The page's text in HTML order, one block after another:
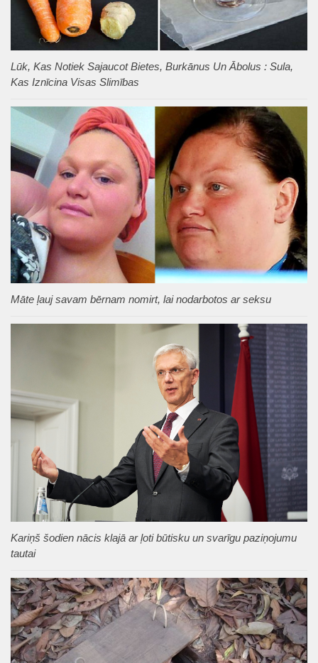
Lūk, Kas Notiek Sajaucot Bietes, Burkānus Un Ābolus : Sula,
Kas Iznīcina Visas Slimības
Māte ļauj savam bērnam nomirt, lai nodarbotos ar seksu
Kariņš šodien nācis klajā ar ļoti būtisku un svarīgu paziņojumu
tautai